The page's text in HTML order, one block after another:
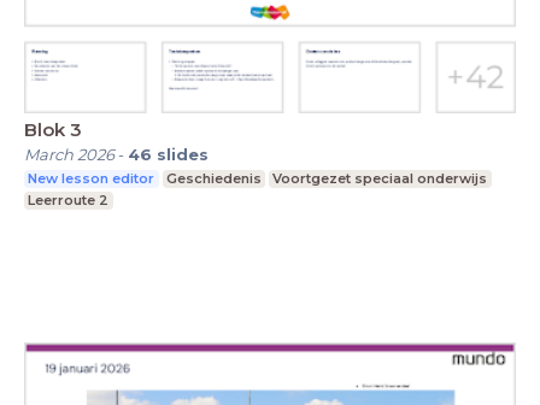
Blok 3
March 2026- 46 slides
New lesson editor Geschiedenis
Voortgezet speciaal onderwijs
Leerroute 2